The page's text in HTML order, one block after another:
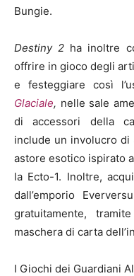
Bungie.
Destiny 2 ha inoltre
offrire in gioco degli
e festeggiare così
Glaciale, nelle sale
di accessori della
include un involucro di
astore esotico ispirato
la Ecto-1. Inoltre,
dall’emporio
gratuitamente,
maschera di carta
I Giochi dei Guardiani